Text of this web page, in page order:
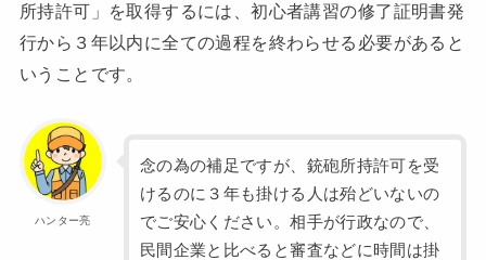
所持許可」を取得するには、初心者講習の修了証明書発
行から３年以内に全ての過程を終わらせる必要があると
いうことです。
ハンター亮
念の為の補足ですが、銃砲所持許可を受
けるのに３年も掛ける人は殆どいないの
でご安心ください。相手が行政なので、
民間企業と比べると審査などに時間は掛